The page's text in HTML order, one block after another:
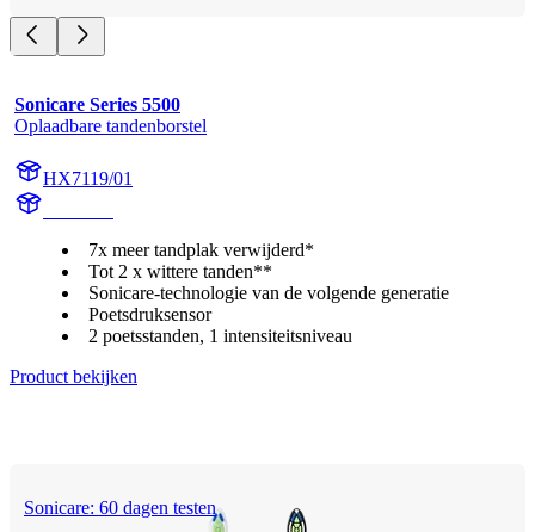
Sonicare Series 5500
Oplaadbare tandenborstel
HX7119/01
7x meer tandplak verwijderd*
Tot 2 x wittere tanden**
Sonicare-technologie van de volgende generatie
Poetsdruksensor
2 poetsstanden, 1 intensiteitsniveau
Product bekijken
Sonicare: 60 dagen testen